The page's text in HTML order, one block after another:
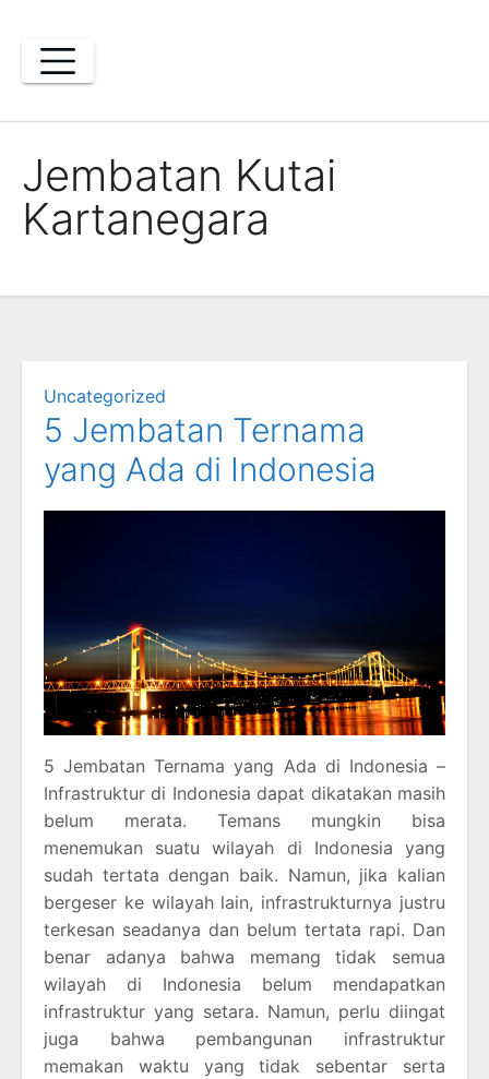
content
Jembatan Kutai
Kartanegara
Uncategorized
5 Jembatan Ternama
yang Ada di Indonesia
5 Jembatan Ternama yang Ada di Indonesia –
Infrastruktur di Indonesia dapat dikatakan masih
belum merata. Temans mungkin bisa
menemukan suatu wilayah di Indonesia yang
sudah tertata dengan baik. Namun, jika kalian
bergeser ke wilayah lain, infrastrukturnya justru
terkesan seadanya dan belum tertata rapi. Dan
benar adanya bahwa memang tidak semua
wilayah di Indonesia belum mendapatkan
infrastruktur yang setara. Namun, perlu diingat
juga bahwa pembangunan infrastruktur
memakan waktu yang tidak sebentar serta